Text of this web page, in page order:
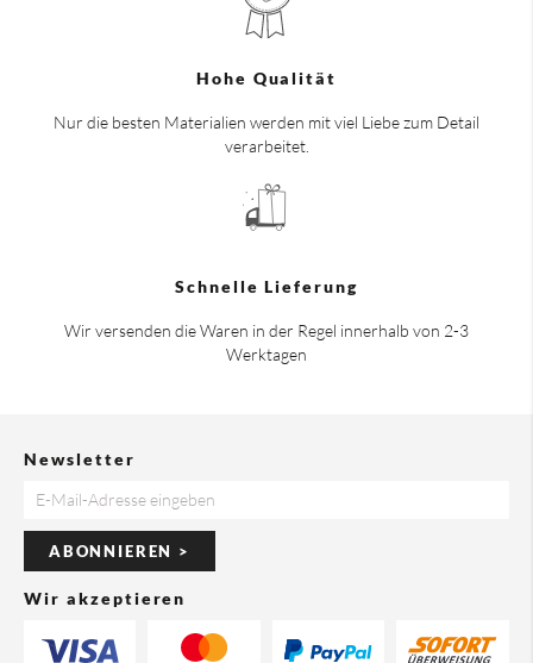
Hohe Qualität
Nur die besten Materialien werden mit viel Liebe zum Detail
verarbeitet.
Schnelle Lieferung
Wir versenden die Waren in der Regel innerhalb von 2-3
Werktagen
Newsletter
ABONNIEREN >
Wir akzeptieren